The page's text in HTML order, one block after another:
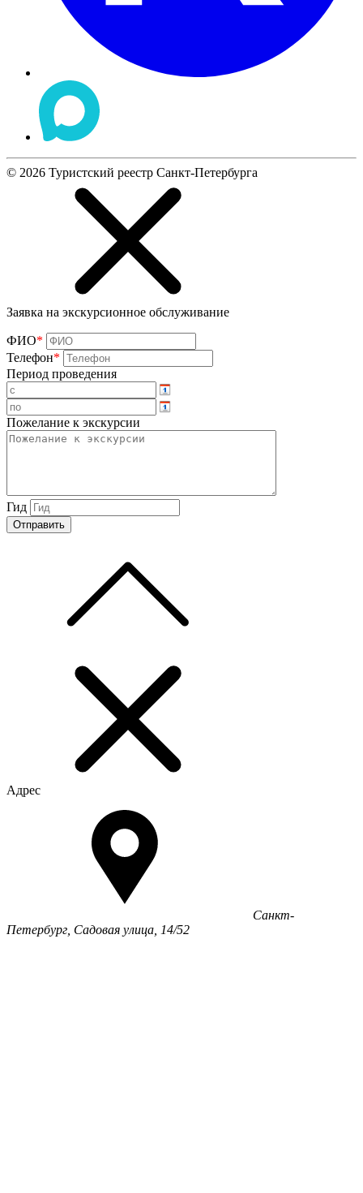
© 2026 Туристский реестр Санкт-Петербурга
Заявка на экскурсионное обслуживание
ФИО*
Телефон*
Период проведения
Пожелание к экскурсии
Гид
Адрес
Санкт-
Петербург, Садовая улица, 14/52